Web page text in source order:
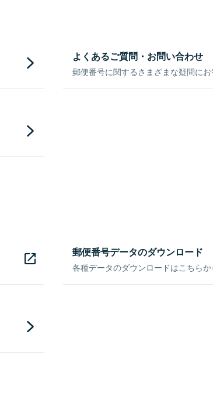
よくあるご質問・お問い合わせ
郵便番号に関するさまざまな疑問にお
郵便番号データのダウンロード
各種データのダウンロードはこちら